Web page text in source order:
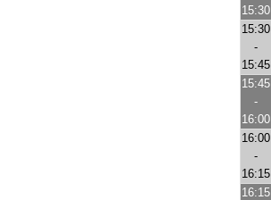
15:30
15:30
-
15:45
15:45
-
16:00
16:00
-
16:15
16:15